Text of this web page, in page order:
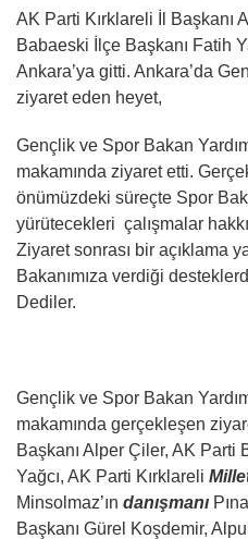
AK Parti Kırklareli İl Başkanı
Babaeski İlçe Başkanı Fatih
Ankara’ya gitti. Ankara’da
ziyaret eden heyet,
Gençlik ve Spor Bakan
makamında ziyaret etti.
önümüzdeki süreçte Spor
yürütecekleri çalışmalar
Ziyaret sonrası bir açıklama
Bakanımıza verdiği
Dediler.
Gençlik ve Spor Bakan
makamında gerçekleşen
Başkanı Alper Çiler, AK
Yağcı, AK Parti Kırklareli
Minsolmaz’ın danışmanı
Başkanı Gürel Koşdemir,